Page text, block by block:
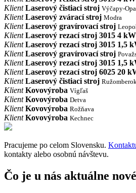
Klient Laserový čistiaci stroj Výčapy-
Klient Laserový zvárací stroj Modra
Klient Laserový gravírovací stroj
Klient Laserový rezací stroj 3015 4 kW
Klient Laserový rezací stroj 3015 1,5
Klient Laserový gravírovací stroj
Klient Laserový rezací stroj 3015 1,5
Klient Laserový rezací stroj 6025 20
Klient Laserový čistiaci stroj Ružomberok
Klient Kovovýroba Vígľaš
Klient Kovovýroba Detva
Klient Kovovýroba Rožňava
Klient Kovovýroba Kechnec
Pracujeme po celom Slovensku.
kontakty alebo osobnú návštevu.
Čo je u nás aktuálne nové